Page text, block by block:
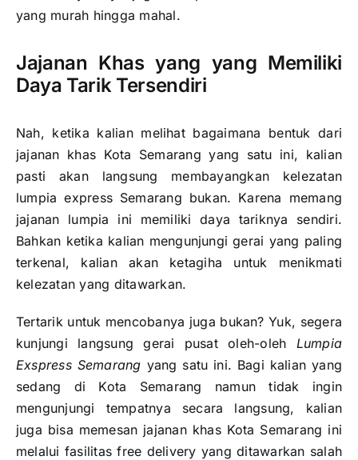
yang murah hingga mahal.
Jajanan Khas yang yang Memiliki
Daya Tarik Tersendiri
Nah, ketika kalian melihat bagaimana bentuk dari
jajanan khas Kota Semarang yang satu ini, kalian
pasti akan langsung membayangkan kelezatan
lumpia express Semarang bukan. Karena memang
jajanan lumpia ini memiliki daya tariknya sendiri.
Bahkan ketika kalian mengunjungi gerai yang paling
terkenal, kalian akan ketagiha untuk menikmati
kelezatan yang ditawarkan.
Tertarik untuk mencobanya juga bukan? Yuk, segera
kunjungi langsung gerai pusat oleh-oleh Lumpia
Exspress Semarang yang satu ini. Bagi kalian yang
sedang di Kota Semarang namun tidak ingin
mengunjungi tempatnya secara langsung, kalian
juga bisa memesan jajanan khas Kota Semarang ini
melalui fasilitas free delivery yang ditawarkan salah